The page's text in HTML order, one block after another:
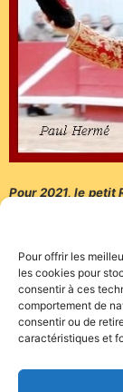
Pour offrir les
les cookies pour
consentir à ces
comportement de
consentir ou de
caractéristiques et
Pour 2021, le petit
Martínez Erice
mains. Suerte !!!